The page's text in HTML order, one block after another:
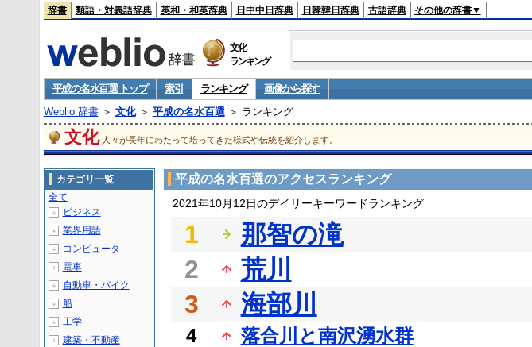
辞書 類語・対義語辞典 英和・和英辞典 日中中日辞典 日韓韓日辞典 古語辞典 その他の辞書▼
文化
ランキング
平成の名水百選 トップ 索引 ランキング
画像から探す
Weblio 辞書＞ 文化＞ 平成の名水百選＞ ランキング
文化 人々が長年にわたって培ってきた様式や伝統を紹介します。
平成の名水百選のアクセスランキング
2021年10月12日のデイリーキーワードランキング
1
那智の滝
2
荒川
3
海部川
4
落合川と南沢湧水群
カテゴリ一覧
全て
＋ ビジネス
＋ 業界用語
＋ コンピュータ
＋ 電車
＋ 自動車・バイク
＋ 船
＋ 工学
＋ 建築・不動産